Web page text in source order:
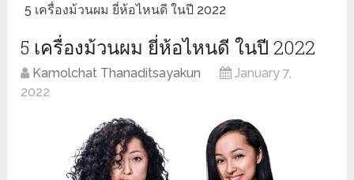
5 เครื่องม้วนผม ยี่ห้อไหนดี ในปี 2022
5 เครื่องม้วนผม ยี่ห้อไหนดี ในปี 2022
Kamolchat Thanaditsayakun
January 7,
2022